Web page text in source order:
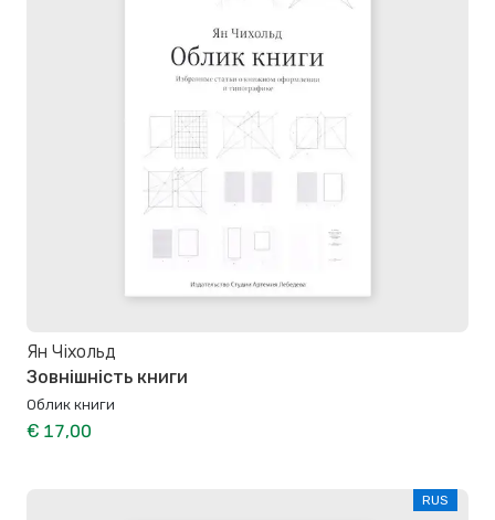
Ян Чіхольд
Зовнішність книги
Облик книги
€ 17,00
RUS